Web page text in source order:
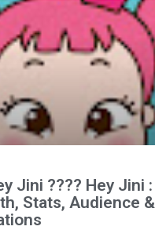
Jini ???? Hey Jini :
Stats, Audience &